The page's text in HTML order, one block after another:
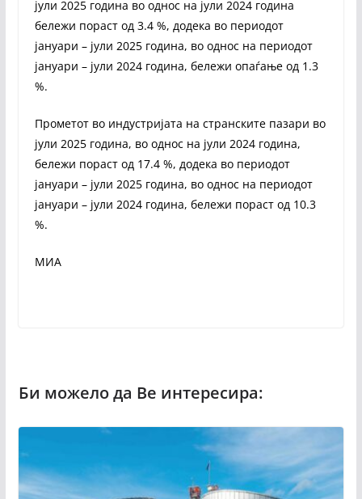
јули 2025 година во однос на јули 2024 година
бележи пораст од 3.4 %, додека во периодот
јануари – јули 2025 година, во однос на периодот
јануари – јули 2024 година, бележи опаѓање од 1.3
%.
Прометот во индустријата на странските пазари во
јули 2025 година, во однос на јули 2024 година,
бележи пораст од 17.4 %, додека во периодот
јануари – јули 2025 година, во однос на периодот
јануари – јули 2024 година, бележи пораст од 10.3
%.
МИА